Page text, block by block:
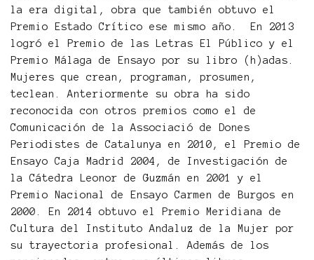
la era digital, obra que también obtuvo el
Premio Estado Crítico ese mismo año. En 2013
logró el Premio de las Letras El Público y el
Premio Málaga de Ensayo por su libro (h)adas.
Mujeres que crean, programan, prosumen,
teclean. Anteriormente su obra ha sido
reconocida con otros premios como el de
Comunicación de la Associació de Dones
Periodistes de Catalunya en 2010, el Premio de
Ensayo Caja Madrid 2004, de Investigación de
la Cátedra Leonor de Guzmán en 2001 y el
Premio Nacional de Ensayo Carmen de Burgos en
2000. En 2014 obtuvo el Premio Meridiana de
Cultura del Instituto Andaluz de la Mujer por
su trayectoria profesional. Además de los